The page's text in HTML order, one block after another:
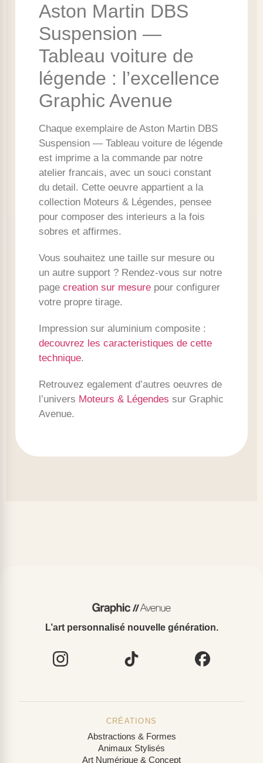
Aston Martin DBS
Suspension —
Tableau voiture de
légende : l’excellence
Graphic Avenue
Chaque exemplaire de Aston Martin DBS
Suspension — Tableau voiture de légende
est imprime a la commande par notre
atelier francais, avec un souci constant
du detail. Cette oeuvre appartient a la
collection Moteurs & Légendes, pensee
pour composer des interieurs a la fois
sobres et affirmes.
Vous souhaitez une taille sur mesure ou
un autre support ? Rendez-vous sur notre
page creation sur mesure pour configurer
votre propre tirage.
Impression sur aluminium composite :
decouvrez les caracteristiques de cette
technique.
Retrouvez egalement d’autres oeuvres de
l’univers Moteurs & Légendes sur Graphic
Avenue.
L’art personnalisé nouvelle génération.
CRÉATIONS
Abstractions & Formes
Animaux Stylisés
Art Numérique & Concept